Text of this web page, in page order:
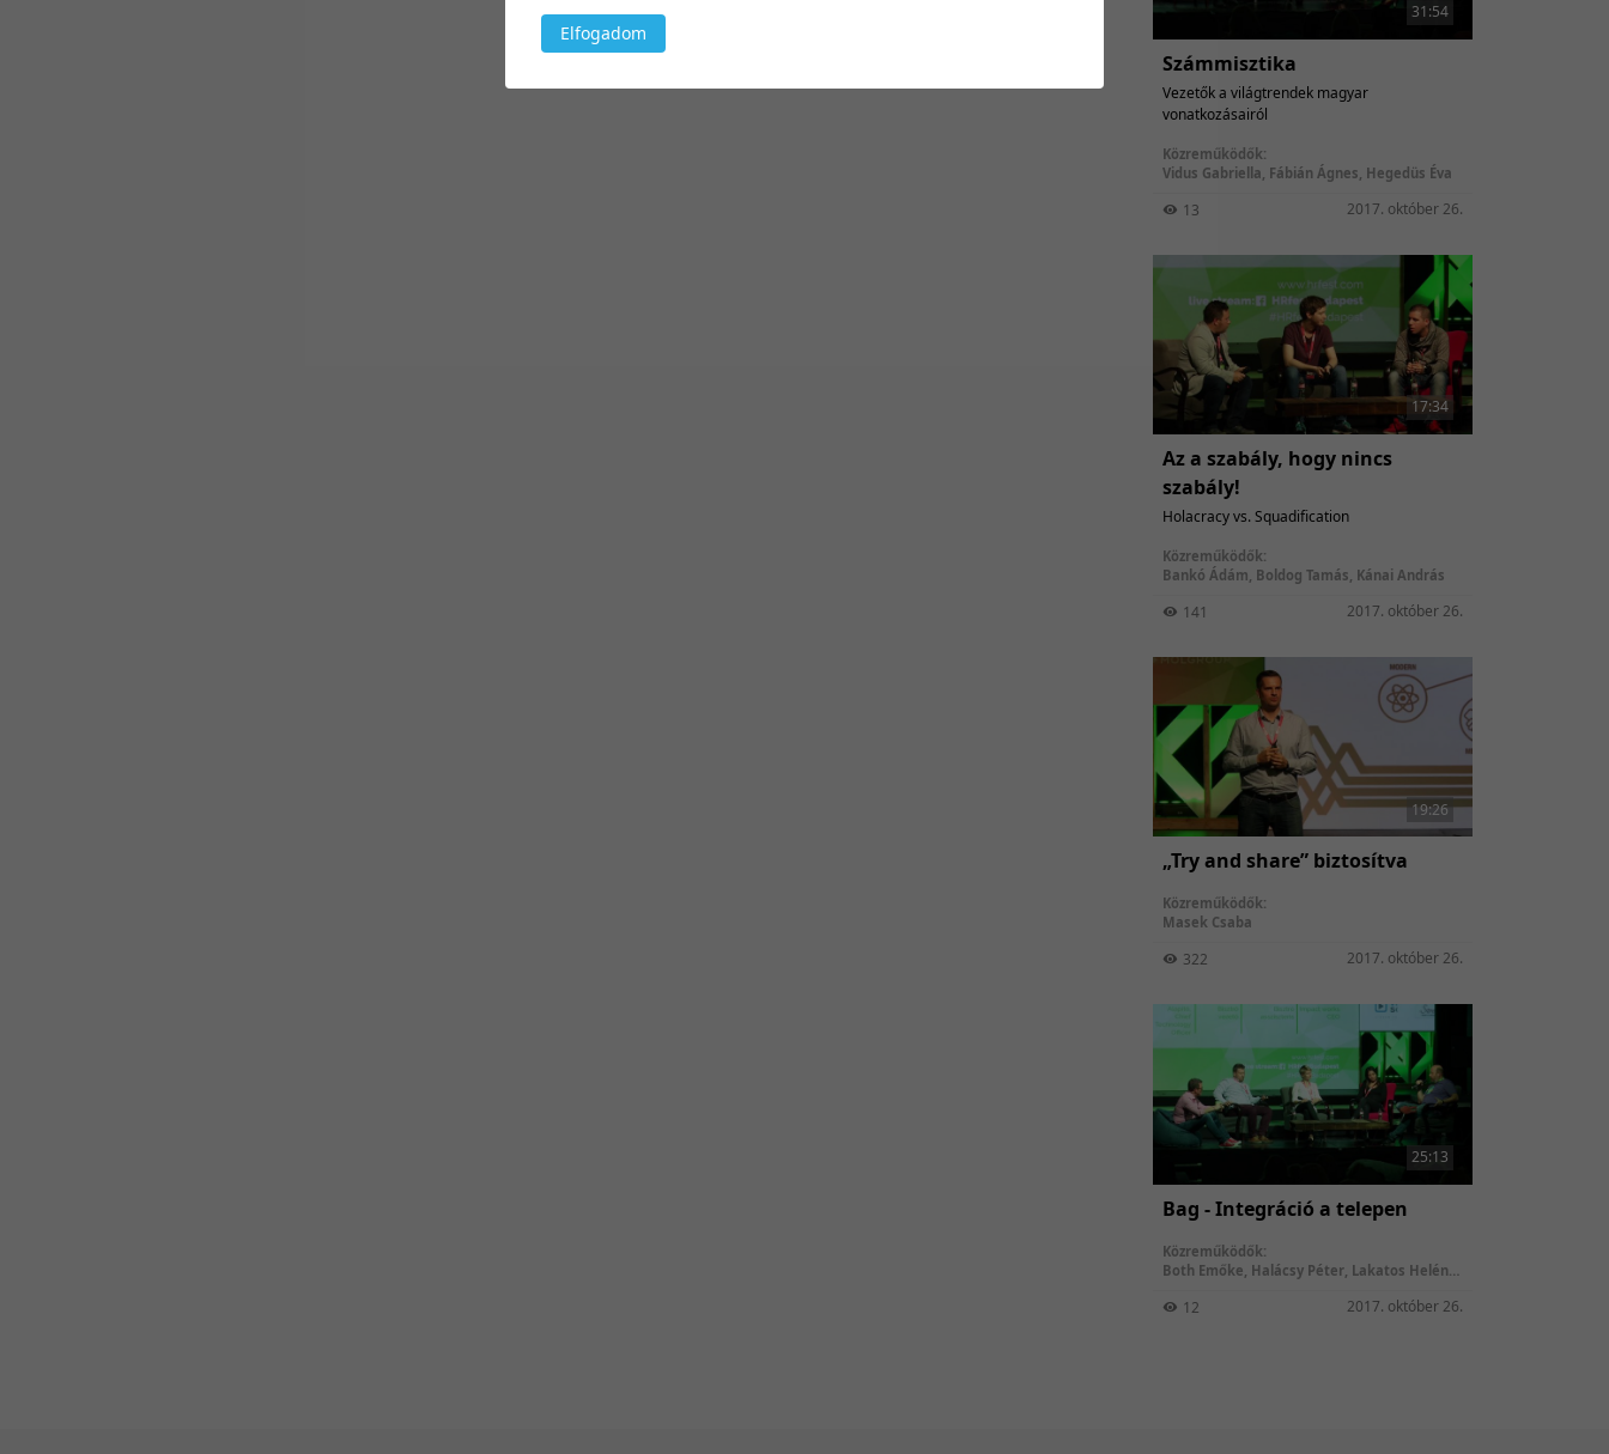
31:54
Számmisztika
Vezetők a világtrendek magyar
vonatkozásairól
Közreműködők:
Vidus Gabriella Fábián Ágnes Hegedüs Éva
13 2017. október 26.
17:34
Az a szabály, hogy nincs
szabály!
Holacracy vs. Squadification
Közreműködők:
Bankó Ádám, Boldog Tamás, Kánai András
141 2017. október 26.
19:26
„Try and share” biztosítva
Közreműködők:
Masek Csaba
322 2017. október 26.
25:13
Bag - Integráció a telepen
Közreműködők:
Both Emőke Halácsy Péter Lakatos Heléna
12 2017. október 26.
Elfogadom